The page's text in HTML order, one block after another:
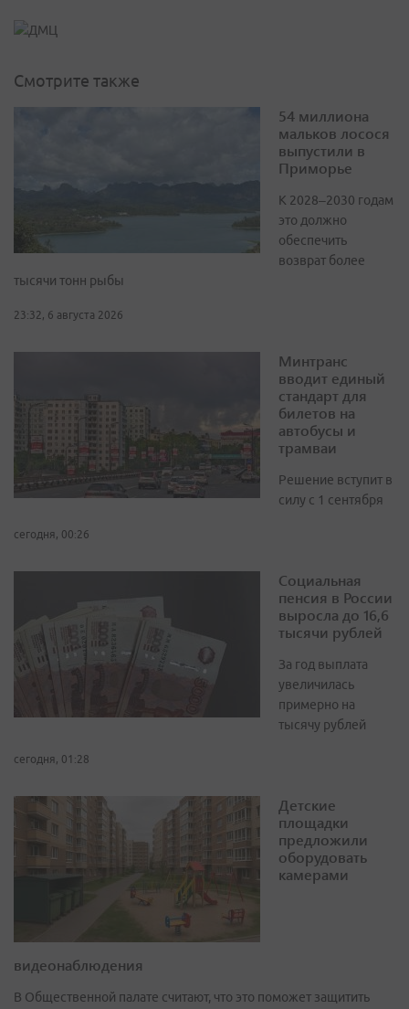
Смотрите также
54 миллиона
мальков лосося
выпустили в
Приморье
К 2028–2030 годам
это должно
обеспечить
возврат более
тысячи тонн рыбы
23:32, 6 августа 2026
Минтранс
вводит единый
стандарт для
билетов на
автобусы и
трамваи
Решение вступит в
силу с 1 сентября
сегодня, 00:26
Социальная
пенсия в России
выросла до 16,6
тысячи рублей
За год выплата
увеличилась
примерно на
тысячу рублей
сегодня, 01:28
Детские
площадки
предложили
оборудовать
камерами
видеонаблюдения
В Общественной палате считают, что это поможет защитить